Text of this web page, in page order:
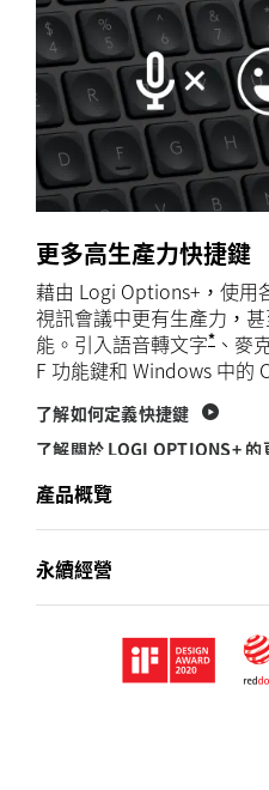
更多高生產力快捷鍵
藉由 Logi Options+，使用
視訊會議中更有生產力，
能。引入語音轉文字* 、麥
F 功能鍵和 Windows 中的
了解如何定義快捷鍵
了解關於 LOGI OPTIONS+ 的
產品概覽
適合商務用途的
針對每個獨特的工作流程
永續經營
讓您覺得舒
Logitech致力於創造永續